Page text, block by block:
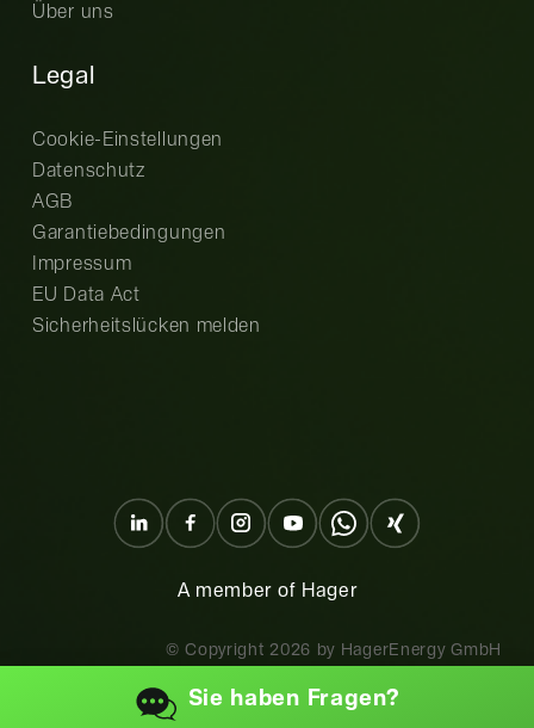
Über uns
Legal
Cookie-Einstellungen
Datenschutz
AGB
Garantiebedingungen
Impressum
EU Data Act
Sicherheitslücken melden
A member of Hager
© Copyright 2026 by HagerEnergy GmbH
Sie haben Fragen?